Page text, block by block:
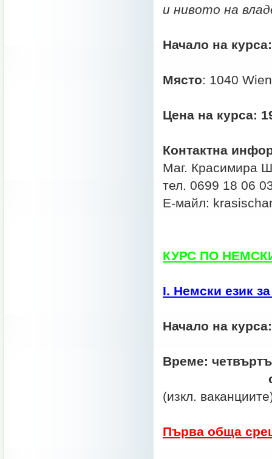
и нивото на
Начало на
Място: 1040
Цена на курса:
Контактна
Маг. Красимира
тел. 0699 18 06
Е-майл:
КУРС ПО
І. Немски език
Начало на курса:
Време:
(изкл.
Първа обща